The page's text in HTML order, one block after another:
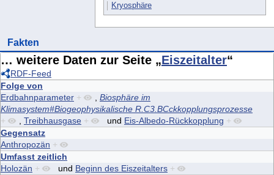
Kryosphäre
Fakten
… weitere Daten zur Seite „Eiszeitalter“
RDF-Feed
Folge von
Erdbahnparameter +
Biosphäre im
Klimasystem#Biogeophysikalische R.C3.BCckkopplungsprozesse
+
Treibhausgase + und Eis-Albedo-Rückkopplung +
Gegensatz
Anthropozän +
Umfasst zeitlich
Holozän + und Beginn des Eiszeitalters +